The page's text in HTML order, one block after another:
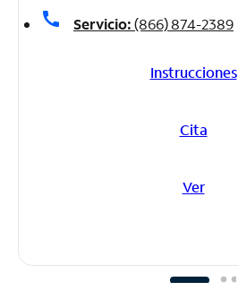
call Servicio:(866) 874-2389
Instrucciones
Cita
Ver